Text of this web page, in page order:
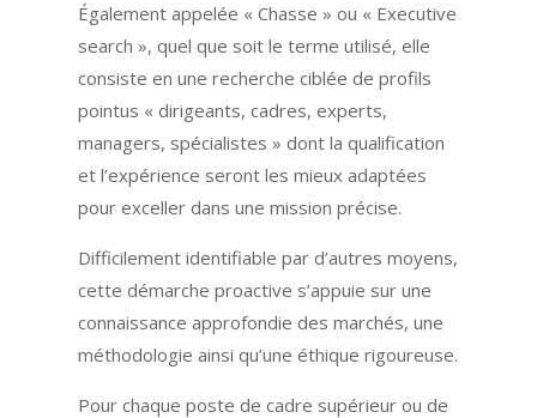
Également appelée « Chasse » ou « Executive
search », quel que soit le terme utilisé, elle
consiste en une recherche ciblée de profils
pointus « dirigeants, cadres, experts,
managers, spécialistes » dont la qualification
et l’expérience seront les mieux adaptées
pour exceller dans une mission précise.
Difficilement identifiable par d’autres moyens,
cette démarche proactive s’appuie sur une
connaissance approfondie des marchés, une
méthodologie ainsi qu’une éthique rigoureuse.
Pour chaque poste de cadre supérieur ou de